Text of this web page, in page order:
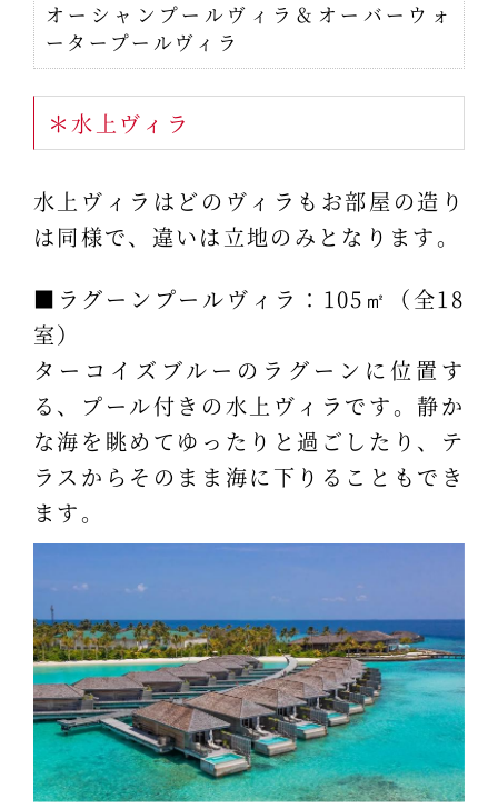
オーシャンプールヴィラ＆オーバーウォ
ータープールヴィラ
＊水上ヴィラ
水上ヴィラはどのヴィラもお部屋の造り
は同様で、違いは立地のみとなります。
■ラグーンプールヴィラ：105㎡（全18
室）
ターコイズブルーのラグーンに位置す
る、プール付きの水上ヴィラです。静か
な海を眺めてゆったりと過ごしたり、テ
ラスからそのまま海に下りることもでき
ます。